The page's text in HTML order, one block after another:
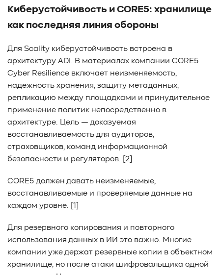
Киберустойчивость и CORE5: хранилище
как последняя линия обороны
Для Scality киберустойчивость встроена в
архитектуру ADI. В материалах компании CORE5
Cyber Resilience включает неизменяемость,
надежность хранения, защиту метаданных,
репликацию между площадками и принудительное
применение политик непосредственно в
архитектуре. Цель — доказуемая
восстанавливаемость для аудиторов,
страховщиков, команд информационной
безопасности и регуляторов. [2]
CORE5 должен давать неизменяемые,
восстанавливаемые и проверяемые данные на
каждом уровне. [1]
Для резервного копирования и повторного
использования данных в ИИ это важно. Многие
компании уже держат резервные копии в объектном
хранилище, но после атаки шифровальщика одной